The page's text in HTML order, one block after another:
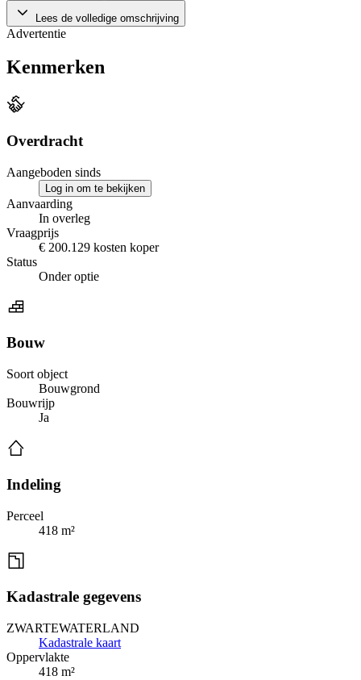
Lees de volledige omschrijving
Advertentie
Kenmerken
Overdracht
Aangeboden sinds
Log in om te bekijken
Aanvaarding
In overleg
Vraagprijs
€ 200.129 kosten koper
Status
Onder optie
Bouw
Soort object
Bouwgrond
Bouwrijp
Ja
Indeling
Perceel
418 m²
Kadastrale gegevens
ZWARTEWATERLAND
Kadastrale kaart
Oppervlakte
418 m²